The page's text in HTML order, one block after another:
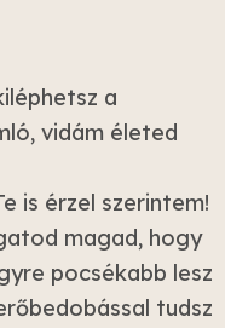
a
vidám életed
is érzel szerintem!
magad, hogy
pocsékabb lesz
tudsz